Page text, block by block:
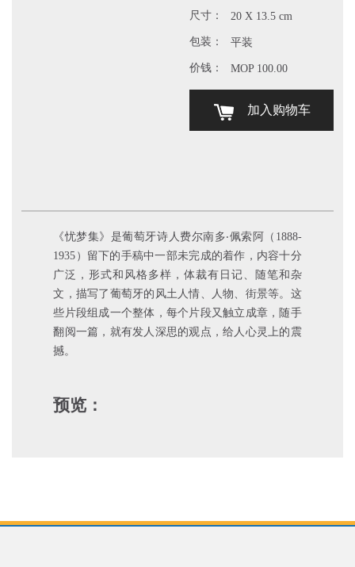
尺寸： 20 X 13.5 cm
包装： 平装
价钱： MOP 100.00
加入购物车
《忧梦集》是葡萄牙诗人费尔南多‧佩索阿（1888-
1935）留下的手稿中一部未完成的着作，内容十分
广泛，形式和风格多样，体裁有日记、随笔和杂
文，描写了葡萄牙的风土人情、人物、街景等。这
些片段组成一个整体，每个片段又触立成章，随手
翻阅一篇，就有发人深思的观点，给人心灵上的震
撼。
预览：